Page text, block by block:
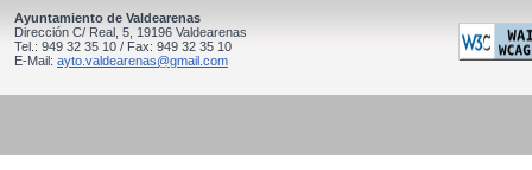
Ayuntamiento de Valdearenas
Dirección C/ Real, 5, 19196 Valdearenas
Tel.: 949 32 35 10 / Fax: 949 32 35 10
E-Mail: ayto.valdearenas@gmail.com